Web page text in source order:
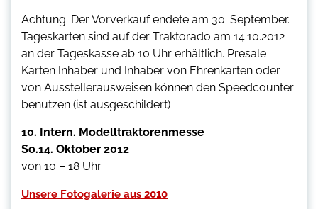
Achtung: Der Vorverkauf endete am 30. September.
Tageskarten sind auf der Traktorado am 14.10.2012
an der Tageskasse ab 10 Uhr erhältlich. Presale
Karten Inhaber und Inhaber von Ehrenkarten oder
von Ausstellerausweisen können den Speedcounter
benutzen (ist ausgeschildert)
10. Intern. Modelltraktorenmesse
So.14. Oktober 2012
von 10 – 18 Uhr
Unsere Fotogalerie aus 2010